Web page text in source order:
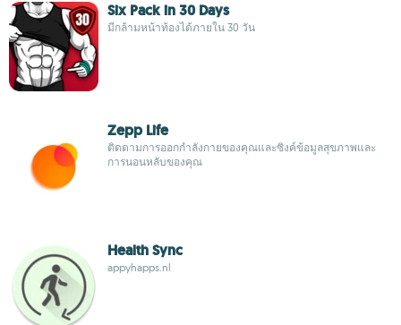
Six Pack in 30 Days
มีกล้ามหน้าท้องได้ภายใน 30 วัน
Zepp Life
ติดตามการออกกำลังกายของคุณและซิงค์ข้อมูลสุขภาพและ
การนอนหลับของคุณ
Health Sync
appyhapps.nl